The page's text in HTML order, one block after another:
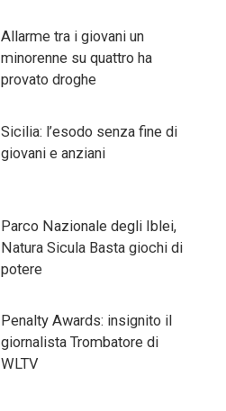
Allarme tra i giovani un
minorenne su quattro ha
provato droghe
Sicilia: l’esodo senza fine di
giovani e anziani
Parco Nazionale degli Iblei,
Natura Sicula Basta giochi di
potere
Penalty Awards: insignito il
giornalista Trombatore di
WLTV